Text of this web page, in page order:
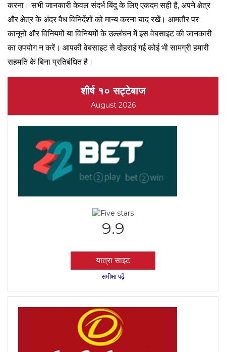
करना। सभी जानकारी केवल संदर्भ बिंदु के लिए एकदम सही है, अपने क्षेत्र
और क्षेत्र के अंदर वैध विनिर्देशों को मान्य करना याद रखें। आमतौर पर
कानूनों और विनियमों या विनियमों के उल्लंघन में इस वेबसाइट की जानकारी
का उपयोग न करें। आपकी वेबसाइट से दोहराई गई कोई भी सामग्री हमारी
सहमति के बिना प्रतिबंधित है।
शीर्ष १० सट्टेबाज
August 2026
9.9
यात्रा साइट
समीक्षा पढ़ें